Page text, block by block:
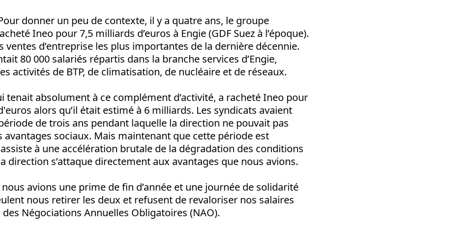
donner un peu de contexte, il y a quatre ans, le groupe
Ineo pour 7,5 milliards d’euros à Engie (GDF Suez à l’époque).
ventes d’entreprise les plus importantes de la dernière décennie.
80 000 salariés répartis dans la branche services d’Engie,
activités de BTP, de climatisation, de nucléaire et de réseaux.
tenait absolument à ce complément d’activité, a racheté Ineo pour
alors qu’il était estimé à 6 milliards. Les syndicats avaient
de trois ans pendant laquelle la direction ne pouvait pas
avantages sociaux. Mais maintenant que cette période est
à une accélération brutale de la dégradation des conditions
direction s’attaque directement aux avantages que nous avions.
avions une prime de fin d’année et une journée de solidarité
nous retirer les deux et refusent de revaloriser nos salaires
des Négociations Annuelles Obligatoires (NAO).